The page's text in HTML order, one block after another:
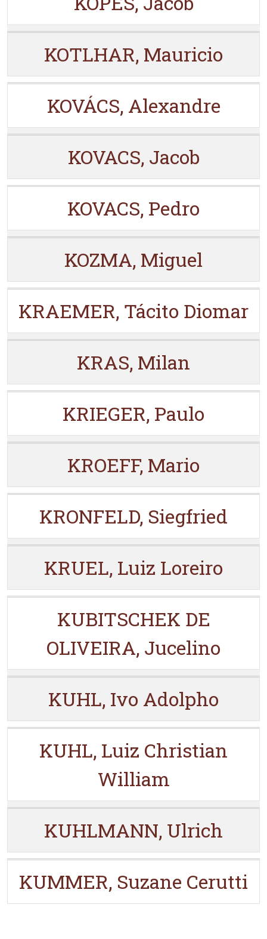
KOTLHAR, Mauricio
KOVÁCS, Alexandre
KOVACS, Jacob
KOVACS, Pedro
KOZMA, Miguel
KRAEMER, Tácito Diomar
KRAS, Milan
KRIEGER, Paulo
KROEFF, Mario
KRONFELD, Siegfried
KRUEL, Luiz Loreiro
KUBITSCHEK DE
OLIVEIRA, Jucelino
KUHL, Ivo Adolpho
KUHL, Luiz Christian
William
KUHLMANN, Ulrich
KUMMER, Suzane Cerutti